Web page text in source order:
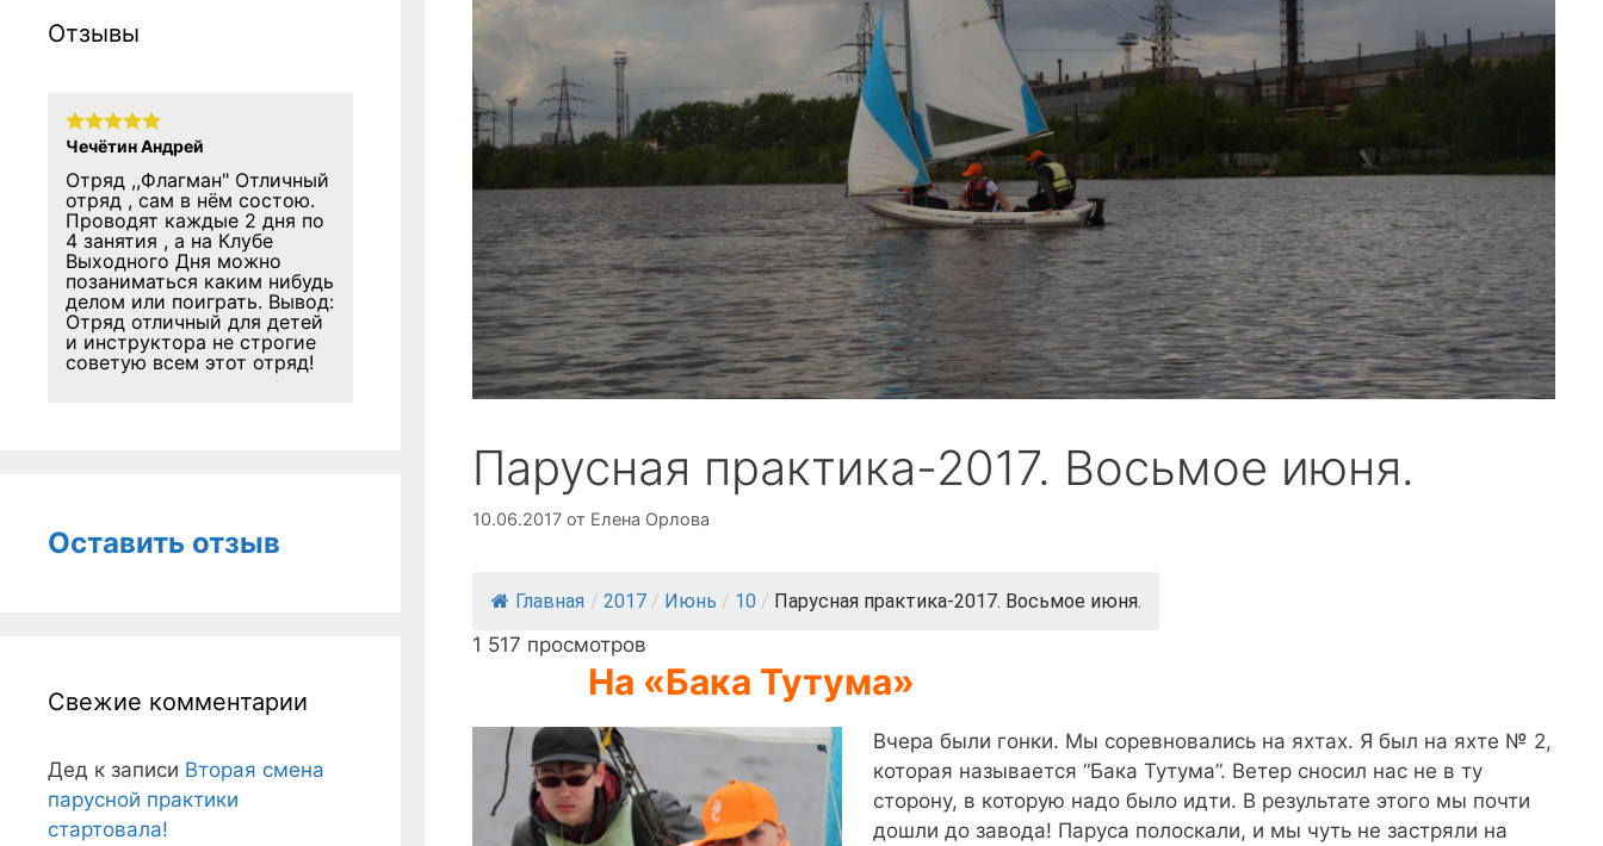
Парусная практика-2017. Восьмое июня.
10.06.2017 от Елена Орлова
Главная / 2017 / Июнь / 10 / Парусная практика-2017. Восьмое июня.
1 517 просмотров
На «Бака Тутума»
Вчера были гонки. Мы соревновались на яхтах. Я был на яхте № 2,
которая называется “Бака Тутума”. Ветер сносил нас не в ту
сторону, в которую надо было идти. В результате этого мы почти
дошли до завода! Паруса полоскали, и мы чуть не застряли на
Отзывы
Чечётин Андрей
Отряд ,,Флагман" Отличный
отряд , сам в нём состою.
Проводят каждые 2 дня по
4 занятия , а на Клубе
Выходного Дня можно
позаниматься каким нибудь
делом или поиграть. Вывод:
Отряд отличный для детей
и инструктора не строгие
советую всем этот отряд!
Оставить отзыв
Свежие комментарии
Дед к записи Вторая смена
парусной практики
стартовала!